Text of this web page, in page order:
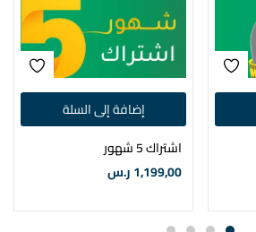
إضافة إلى السلة
اشتراك 5 شهور
1,199,00ر.س